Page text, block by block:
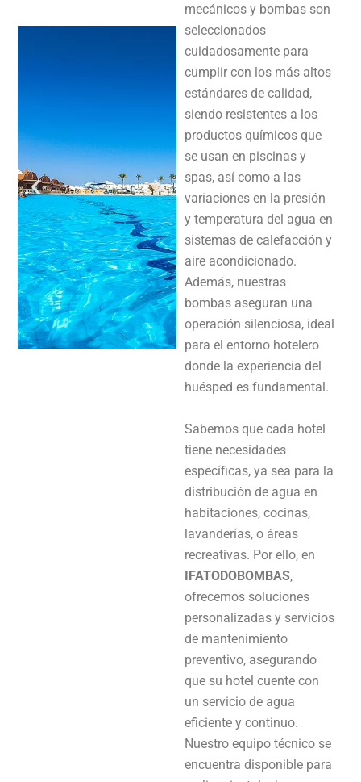
mecánicos y bombas son
seleccionados
cuidadosamente para
cumplir con los más altos
estándares de calidad,
siendo resistentes a los
productos químicos que
se usan en piscinas y
spas, así como a las
variaciones en la presión
y temperatura del agua en
sistemas de calefacción y
aire acondicionado.
Además, nuestras
bombas aseguran una
operación silenciosa, ideal
para el entorno hotelero
donde la experiencia del
huésped es fundamental.
Sabemos que cada hotel
tiene necesidades
específicas, ya sea para la
distribución de agua en
habitaciones, cocinas,
lavanderías, o áreas
recreativas. Por ello, en
IFATODOBOMBAS,
ofrecemos soluciones
personalizadas y servicios
de mantenimiento
preventivo, asegurando
que su hotel cuente con
un servicio de agua
eficiente y continuo.
Nuestro equipo técnico se
encuentra disponible para